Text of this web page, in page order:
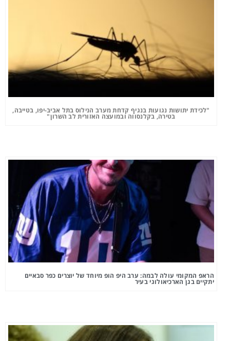
"לכידת יתושות נגועות בנגיף קדחת מערב הנילוס בתל אביב-יפו, בטייבה,
בטירה, בקלנסווה ובמועצה האזורית לב השרון"
הראפ המקומי עולה לבמה: ערב היפ הופ מיוחד של יוצרים כפר סבאיים
יתקיים בגן הארכיאולוגי בעיר